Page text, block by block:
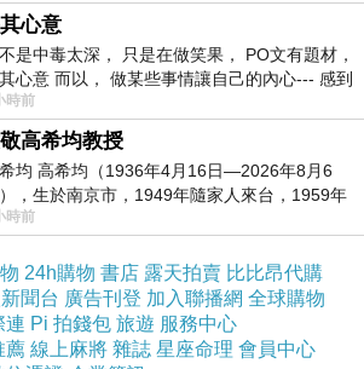
心意
是中毒太深， 只是在做笑果， PO文有題材，
心意 而以， 做某些事情讓自己的內心--- 感到
。
時前
高希均教授
均 高希均（1936年4月16日—2026年8月6
，生於南京市，1949年隨家人來台，1959年
深造並取得經濟發展博士學位。曾任
時前
24h購物 書店 露天拍賣 比比昂代購
聞台 廣告刊登 加入聯播網 全球購物
連 Pi 拍錢包 旅遊 服務中心
薦 線上麻將 雜誌 星座命理 會員中心